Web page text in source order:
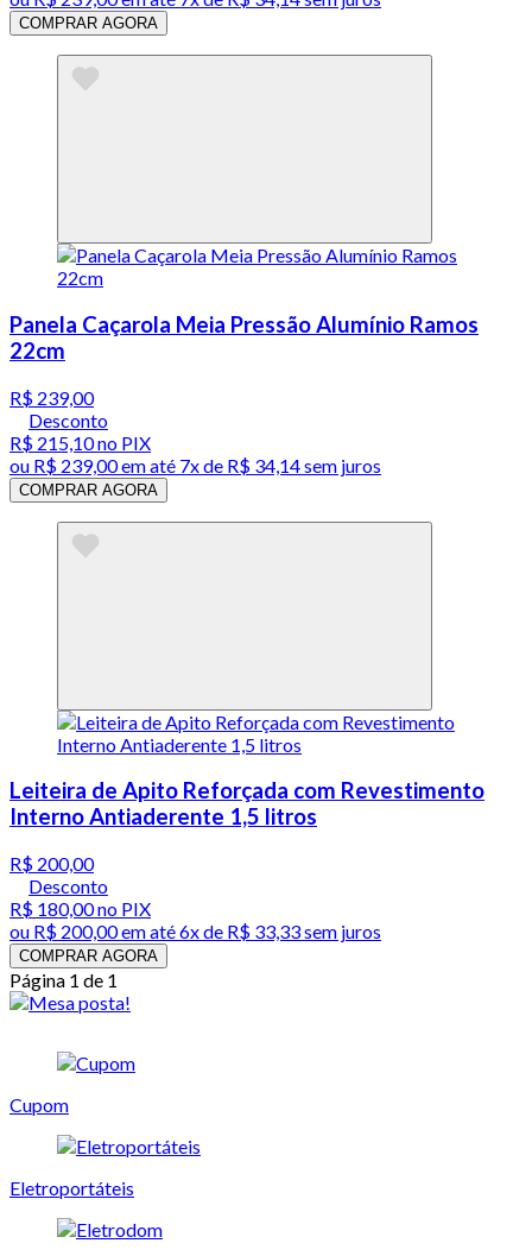
COMPRAR AGORA
Panela Caçarola Meia Pressão Alumínio Ramos
22cm
R$ 239,00
Desconto
R$ 215,10no PIX
ou R$ 239,00em até 7x de R$ 34,14 sem juros
COMPRAR AGORA
Leiteira de Apito Reforçada com Revestimento
Interno Antiaderente 1,5 litros
R$ 200,00
Desconto
R$ 180,00no PIX
ou R$ 200,00em até6x de R$ 33,33 sem juros
COMPRAR AGORA
Página 1 de 1
Cupom
Eletroportáteis